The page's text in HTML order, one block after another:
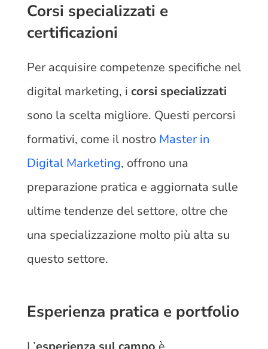
Corsi specializzati e
certificazioni
Per acquisire competenze specifiche nel
digital marketing, i corsi specializzati
sono la scelta migliore. Questi percorsi
formativi, come il nostroMaster in
Digital Marketing, offrono una
preparazione pratica e aggiornata sulle
ultime tendenze del settore, oltre che
una specializzazione molto più alta su
questo settore.
Esperienza pratica e portfolio